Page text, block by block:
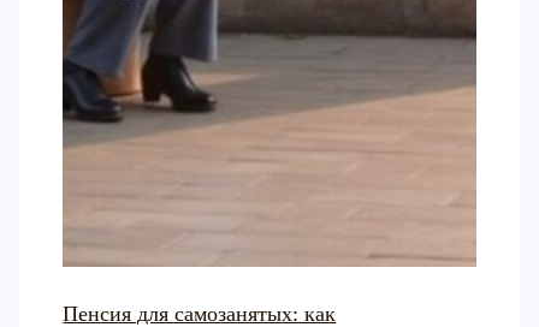
Пенсия для самозанятых: как